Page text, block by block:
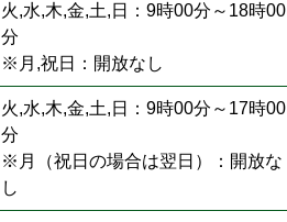
火,水,木,金,土,日：9時00分～18時00
分
※月,祝日：開放なし
火,水,木,金,土,日：9時00分～17時00
分
※月（祝日の場合は翌日）：開放な
し